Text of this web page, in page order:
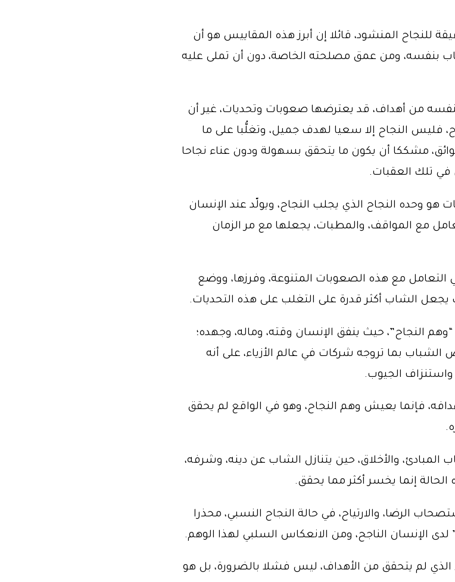
للنجاح المنشود، قائلا إن أبرز هذه المقاييس هو أن
بنفسه، ومن عمق مصلحته الخاصة، دون أن تملى عليه
من أهداف، قد يعترضها صعوبات وتحديات، غير أن
فليس النجاح إلا سعيا لهدف جميل، وتغلُّبا على ما
مشككا أن يكون ما يتحقق بسهولة ودون عناء نجاحا
في تلك العقبات.
هو وحده النجاح الذي يجلب النجاح، ويولّد عند الإنسان
مع المواقف، والمطبات، يجعلها مع مر الزمان
مع هذه الصعوبات المتنوعة، وفرزها، ووضع
يجعل الشاب أكثر قدرة على التغلب على هذه التحديات.
النجاح”، حيث ينفق الإنسان وقته، وماله، وجهده؛
الشباب بما تروجه شركات في عالم الأزياء، على أنه
واستنزاف الجيوب.
فإنما يعيش وهم النجاح، وهو في الواقع لم يحقق
المبادئ، والأخلاق، حين يتنازل الشاب عن دينه، وشرفه،
إنما يخسر أكثر مما يحقق.
الرضا، والارتياح، في حالة النجاح النسبي، محذرا
الإنسان الناجح، ومن الانعكاس السلبي لهذا الوهم.
لم يتحقق من الأهداف، ليس فشلا بالضرورة، بل هو